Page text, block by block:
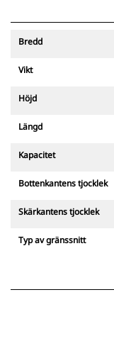
Bredd
Vikt
Höjd
Längd
Kapacitet
Bottenkantens tjocklek
Skärkantens tjocklek
Typ av gränssnitt